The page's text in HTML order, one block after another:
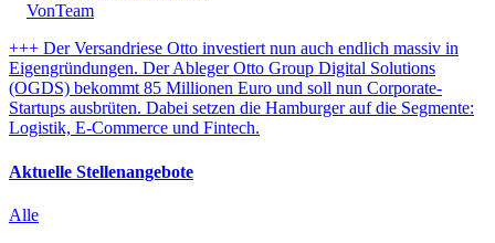
VonTeam
+++ Der Versandriese Otto investiert nun auch endlich massiv in
Eigengründungen. Der Ableger Otto Group Digital Solutions
(OGDS) bekommt 85 Millionen Euro und soll nun Corporate-
Startups ausbrüten. Dabei setzen die Hamburger auf die Segmente:
Logistik, E-Commerce und Fintech.
Aktuelle Stellenangebote
Alle